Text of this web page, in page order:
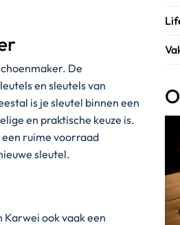
De
en sleutels van
is je sleutel binnen een
en praktische keuze is.
ruime voorraad
sleutel.
Karwei ook vaak een